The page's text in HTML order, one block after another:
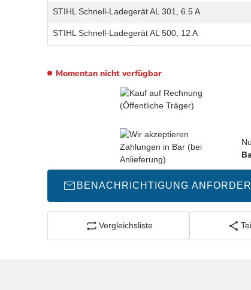
STIHL Schnell-Ladegerät AL 301, 6.5 A
STIHL Schnell-Ladegerät AL 500, 12 A
Momentan nicht verfügbar
BENACHRICHTIGUNG
Vergleichsliste